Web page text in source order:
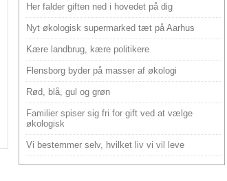
Her falder giften ned i hovedet på dig
Nyt økologisk supermarked tæt på Aarhus
Kære landbrug, kære politikere
Flensborg byder på masser af økologi
Rød, blå, gul og grøn
Familier spiser sig fri for gift ved at vælge
økologisk
Vi bestemmer selv, hvilket liv vi vil leve